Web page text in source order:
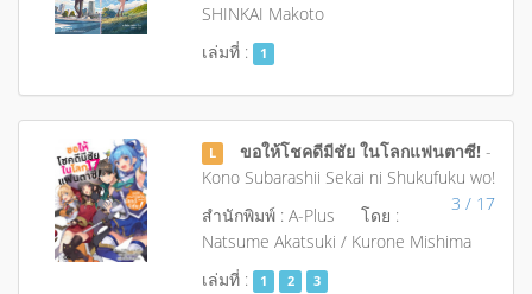
SHINKAI Makoto
เล่มที่ :
1
L ขอให้โชคดีมีชัย ในโลกแฟนตาซี! -
Kono Subarashii Sekai ni Shukufuku wo!
3 / 17
สำนักพิมพ์ : A-Plus
โดย :
Natsume Akatsuki / Kurone Mishima
เล่มที่ :
1 2 3